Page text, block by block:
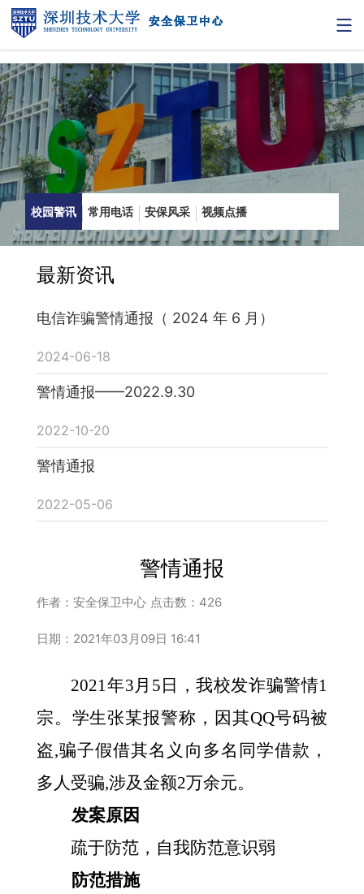
校园警讯 常用电话 安保风采 视频点播
最新资讯
电信诈骗警情通报（ 2024 年 6 月）
2024-06-18
警情通报——2022.9.30
2022-10-20
警情通报
2022-05-06
警情通报
作者：安全保卫中心 点击数： 426
日期：2021年03月09日 16:41
2021年3月5日，我校发诈骗警情1
宗。学生张某报警称，因其QQ号码被
盗,骗子假借其名义向多名同学借款，
多人受骗,涉及金额2万余元。
发案原因
疏于防范，自我防范意识弱
防范措施